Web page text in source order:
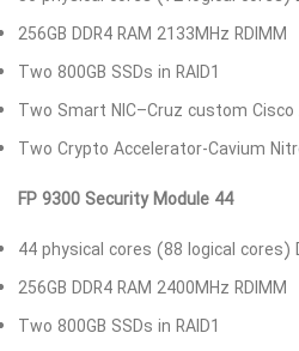
256GB DDR4 RAM 2133MHz RDIMM
Two 800GB SSDs in RAID1
Two Smart NIC–Cruz custom Cisco
Two Crypto Accelerator-Cavium
FP 9300 Security Module 44
44 physical cores (88 logical cores)
256GB DDR4 RAM 2400MHz RDIMM
Two 800GB SSDs in RAID1